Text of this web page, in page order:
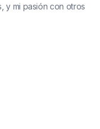
y mi pasión con otros